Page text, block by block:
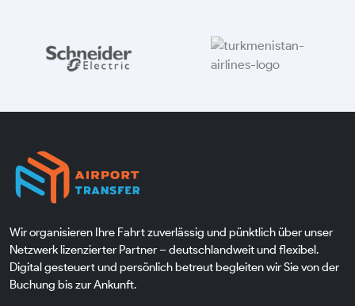
Wir organisieren Ihre Fahrt zuverlässig und pünktlich über unser
Netzwerk lizenzierter Partner – deutschlandweit und flexibel.
Digital gesteuert und persönlich betreut begleiten wir Sie von der
Buchung bis zur Ankunft.